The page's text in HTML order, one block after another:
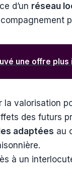
d’un réseau
une offre
la valorisation
des futurs
adaptées au
à un